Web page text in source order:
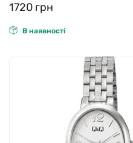
1720 грн
В наявності